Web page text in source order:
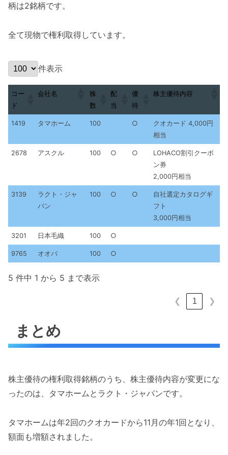
柄は2銘柄です。
全て現物で権利取得しています。
件表示
コー
ド
会社名
株
数
配
当
優
待
株主優待内容
コー
会社名
株
優
株主優待内容
1419 タマホーム 100 ○
クオカード 4,000円
相当
2678 アスクル 100 ○ ○
LOHACO割引クーポ
ン券
2,000円相当
3139
ラクト・ジャ
パン
100 ○ ○
自社選定カタログギ
フト
3,000円相当
3201 日本毛織 100 ○
9765 オオバ 100 ○
5 件中 1 から 5 まで表示
❮ 1 ❯
まとめ
株主優待の権利取得銘柄のうち、株主優待内容が変更にな
ったのは、タマホームとラクト・ジャパンです。
タマホームは年2回のクオカードから11月の年1回となり、
額面も増額されました。